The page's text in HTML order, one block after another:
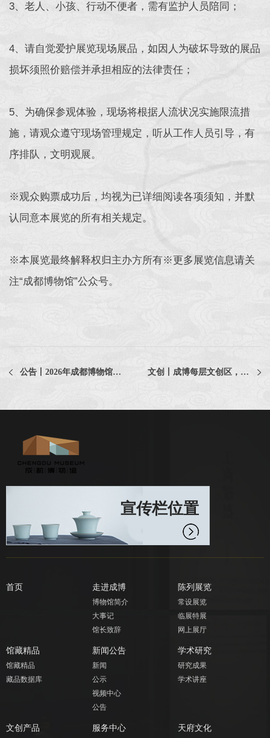
3、老人、小孩、行动不便者，需有监护人员陪同；
4、请自觉爱护展览现场展品，如因人为破坏导致的展品
损坏须照价赔偿并承担相应的法律责任；
5、为确保参观体验，现场将根据人流状况实施限流措
施，请观众遵守现场管理规定，听从工作人员引导，有
序排队，文明观展。
※观众购票成功后，均视为已详细阅读各项须知，并默
认同意本展览的所有相关规定。
※本展览最终解释权归主办方所有※更多展览信息请关
注“成都博物馆”公众号。
公告丨2026年成都博物馆小小宣讲员入选名单公布！ 文创丨成博每层文创区，都有啥？
宣传栏位置
首页 走进成博
博物馆简介
大事记
馆长致辞
陈列展览
常设展览
临展特展
网上展厅
馆藏精品
馆藏精品
藏品数据库
新闻公告
新闻
公示
视频中心
公告
学术研究
研究成果
学术讲座
文创产品 服务中心 天府文化